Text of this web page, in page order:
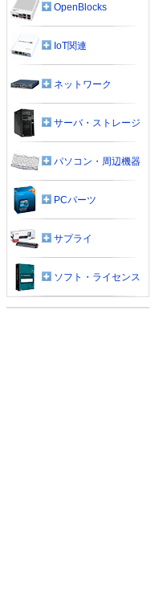
OpenBlocks
IoT関連
ネットワーク
サーバ・ストレージ
パソコン・周辺機器
PCパーツ
サプライ
ソフト・ライセンス